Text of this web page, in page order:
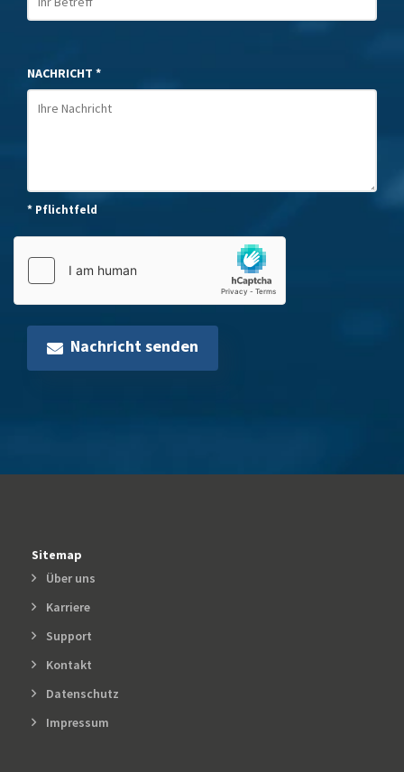
NACHRICHT *
* Pflichtfeld
Nachricht senden
Sitemap
Über uns
Karriere
Support
Kontakt
Datenschutz
Impressum